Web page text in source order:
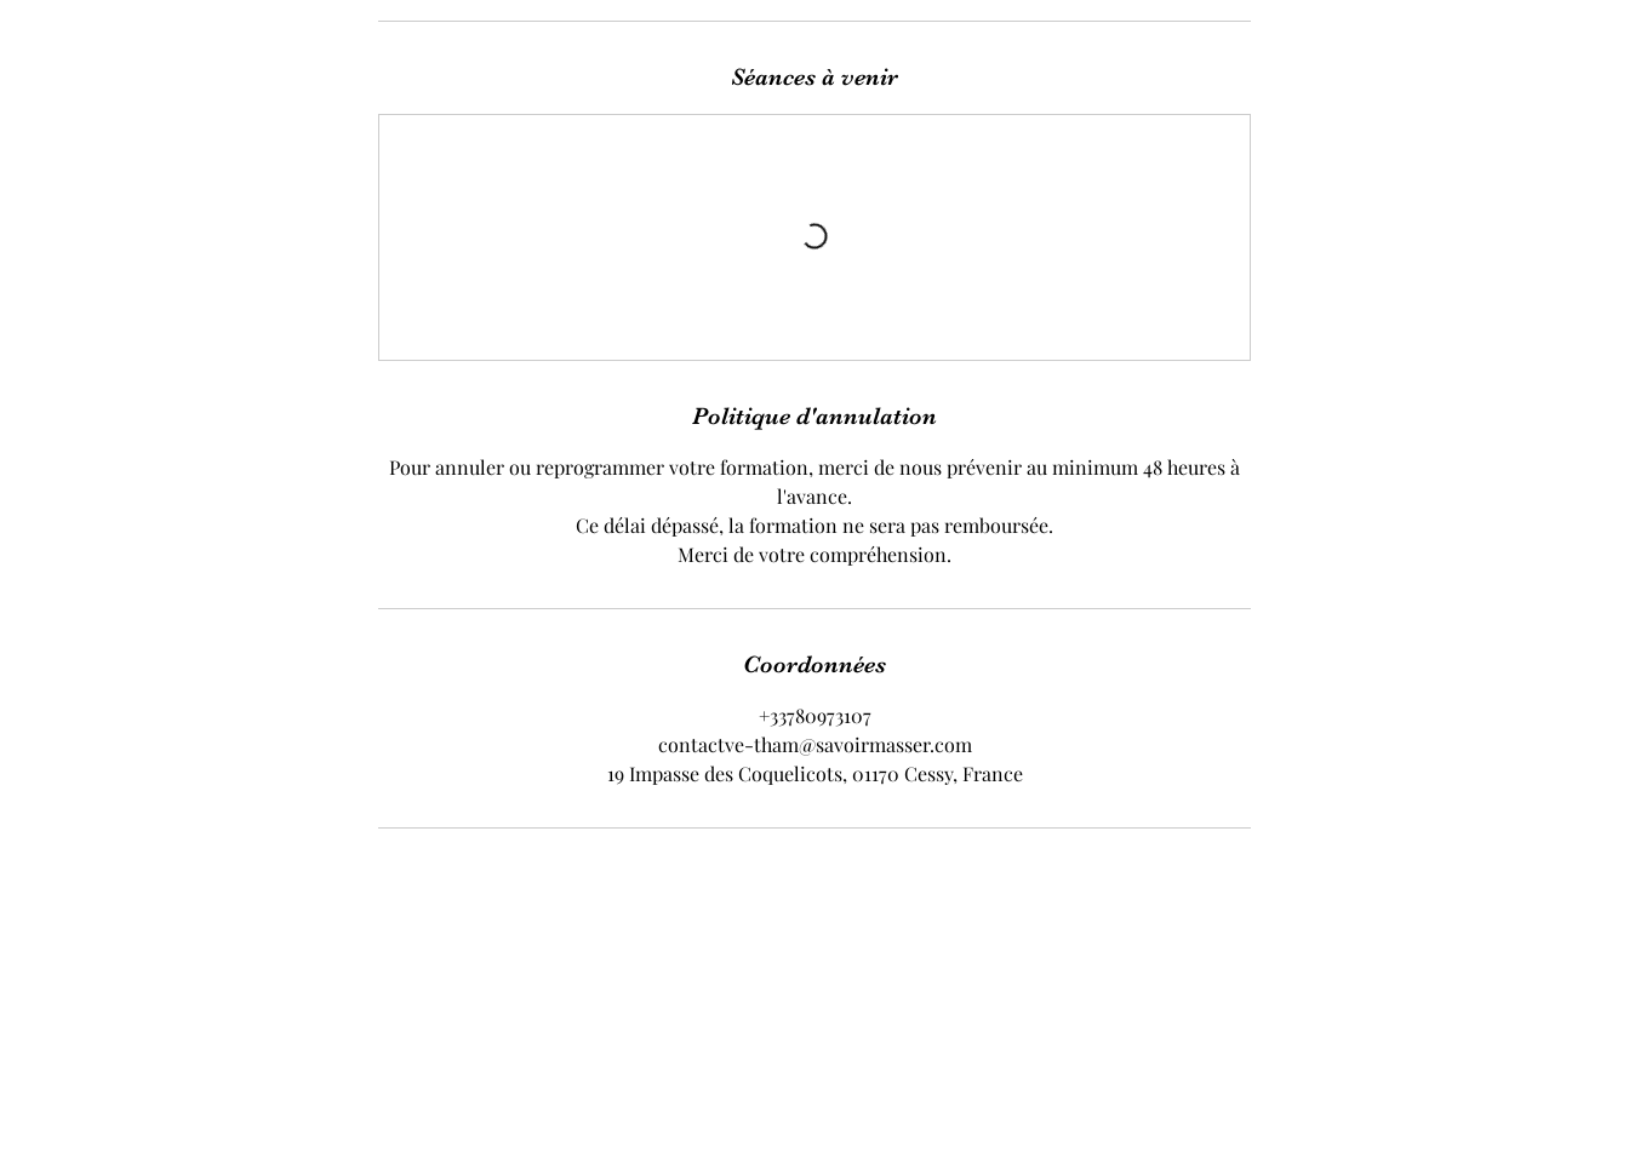
Séances à venir
Politique d'annulation
Pour annuler ou reprogrammer votre formation, merci de nous prévenir au minimum 48 heures à
l'avance.
Ce délai dépassé, la formation ne sera pas remboursée.
Merci de votre compréhension.
Coordonnées
+33780973107
contactve-tham@savoirmasser.com
19 Impasse des Coquelicots, 01170 Cessy, France